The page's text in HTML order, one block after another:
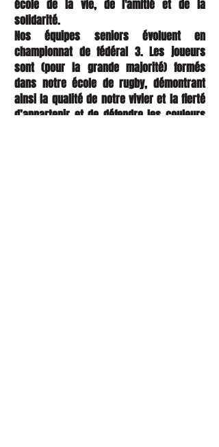
école de la vie, de l'amitié et de la
solidarité.
Nos équipes seniors évoluent en
championnat de fédéral 3. Les joueurs
sont (pour la grande majorité) formés
dans notre école de rugby, démontrant
ainsi la qualité de notre vivier et la fierté
d’appartenir et de défendre les couleurs